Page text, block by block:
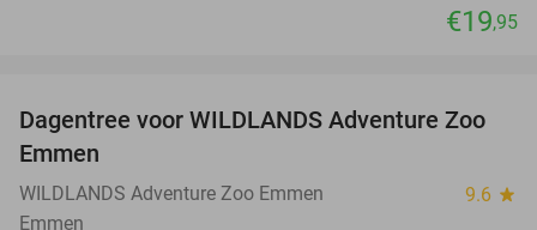
€19,95
24%
Dagentree voor WILDLANDS Adventure Zoo
Emmen
WILDLANDS Adventure Zoo Emmen 9.6 star
Emmen